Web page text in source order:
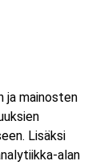
ja mainosten
Lisäksi
alan